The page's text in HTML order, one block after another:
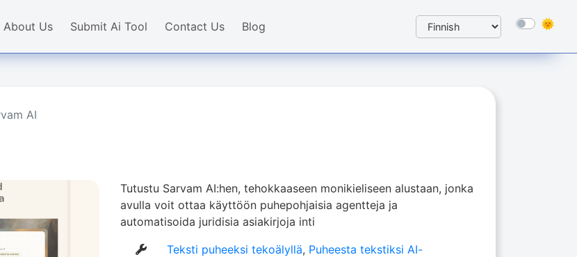
About Us Submit Ai Tool Contact Us Blog
AI
Tutustu Sarvam AI:hen, tehokkaaseen monikieliseen alustaan, jonka
avulla voit ottaa käyttöön puhepohjaisia agentteja ja
automatisoida juridisia asiakirjoja inti
Teksti puheeksi tekoälyllä, Puheesta tekstiksi AI-